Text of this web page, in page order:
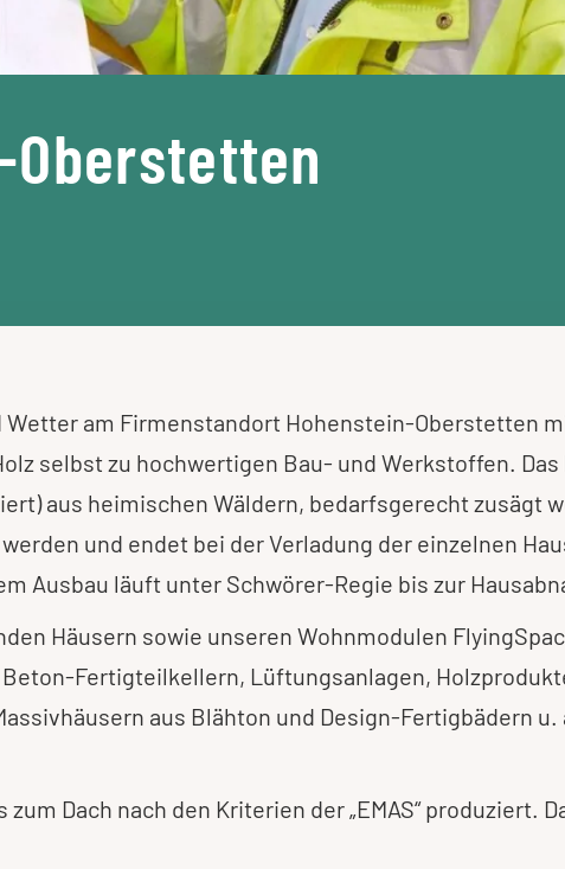
am Firmenstandort Hohenstein-Oberstetten
selbst zu hochwertigen Bau- und Werkstoffen.
aus heimischen Wäldern, bedarfsgerecht zusägt
und endet bei der Verladung der einzelnen
Ausbau läuft unter Schwörer-Regie bis zur
Häusern sowie unseren Wohnmodulen
Fertigteilkellern, Lüftungsanlagen,
aus Blähton und Design-Fertigbädern
Dach nach den Kriterien der „EMAS“ produziert.